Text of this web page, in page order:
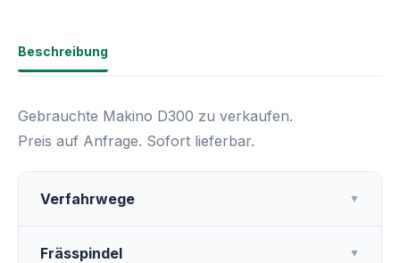
Beschreibung
Gebrauchte Makino D300 zu verkaufen.
Preis auf Anfrage. Sofort lieferbar.
Verfahrwege ▼
Frässpindel ▼